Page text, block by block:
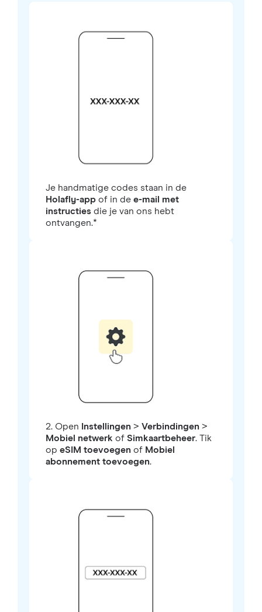
Je handmatige codes staan in de
Holafly-appof in de e-mail met
instructiesdie je van ons hebt
ontvangen.*
2. Open Instellingen> Verbindingen>
Mobiel netwerk of Simkaartbeheer. Tik
op eSIM toevoegenof Mobiel
abonnement toevoegen.